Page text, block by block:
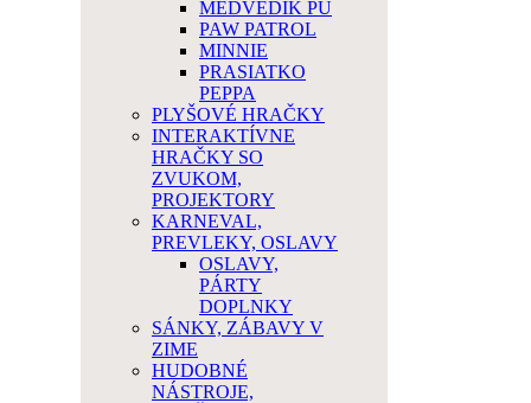
MEDVEDÍK PÚ
PAW PATROL
MINNIE
PRASIATKO
PEPPA
PLYŠOVÉ HRAČKY
INTERAKTÍVNE
HRAČKY SO
ZVUKOM,
PROJEKTORY
KARNEVAL,
PREVLEKY, OSLAVY
OSLAVY,
PÁRTY
DOPLNKY
SÁNKY, ZÁBAVY V
ZIME
HUDOBNÉ
NÁSTROJE,